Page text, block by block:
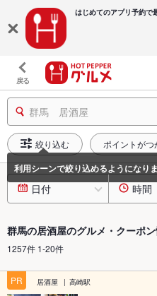
はじめてのアプリ予約で
戻る
群馬 居酒屋
絞り込む ポイントがつ
日付 時間
群馬の居酒屋のグルメ・クーポ
1257件 1-20件
PR 居酒屋 高崎駅